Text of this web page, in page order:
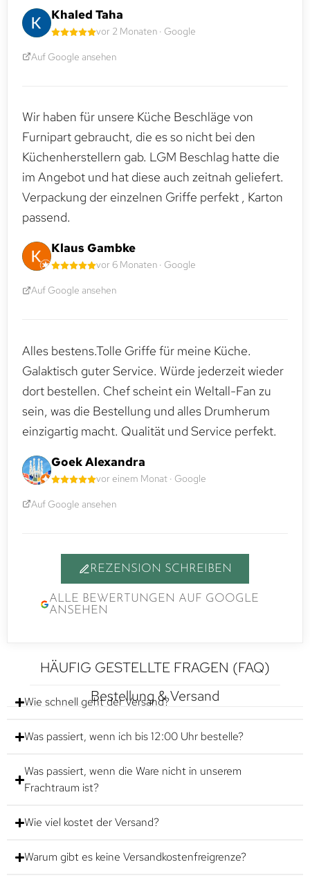
Khaled Taha
vor 2 Monaten · Google
Auf Google ansehen
Wir haben für unsere Küche Beschläge von
Furnipart gebraucht, die es so nicht bei den
Küchenherstellern gab. LGM Beschlag hatte die
im Angebot und hat diese auch zeitnah geliefert.
Verpackung der einzelnen Griffe perfekt , Karton
passend.
Klaus Gambke
vor 6 Monaten · Google
Auf Google ansehen
Alles bestens.Tolle Griffe für meine Küche.
Galaktisch guter Service. Würde jederzeit wieder
dort bestellen. Chef scheint ein Weltall-Fan zu
sein, was die Bestellung und alles Drumherum
einzigartig macht. Qualität und Service perfekt.
Goek Alexandra
vor einem Monat · Google
Auf Google ansehen
REZENSION SCHREIBEN
ALLE BEWERTUNGEN AUF GOOGLE
ANSEHEN
HÄUFIG GESTELLTE FRAGEN (FAQ)
Bestellung & Versand
Wie schnell geht der Versand?
Was passiert, wenn ich bis 12:00 Uhr bestelle?
Was passiert, wenn die Ware nicht in unserem
Frachtraum ist?
Wie viel kostet der Versand?
Warum gibt es keine Versandkostenfreigrenze?